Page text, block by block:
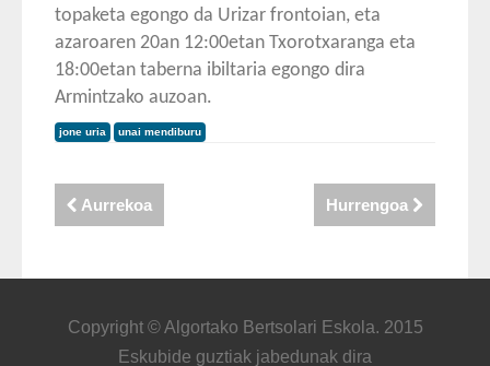
topaketa egongo da Urizar frontoian, eta
azaroaren 20an 12:00etan Txorotxaranga eta
18:00etan taberna ibiltaria egongo dira
Armintzako auzoan.
jone uria unai mendiburu
Aurrekoa Hurrengoa
Copyright © Algortako Bertsolari Eskola. 2015
Eskubide guztiak jabedunak dira